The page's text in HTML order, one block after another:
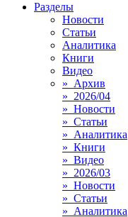
Разделы
Новости
Статьи
Аналитика
Книги
Видео
» Архив
» 2026/04
» Новости
» Статьи
» Аналитика
» Книги
» Видео
» 2026/03
» Новости
» Статьи
» Аналитика